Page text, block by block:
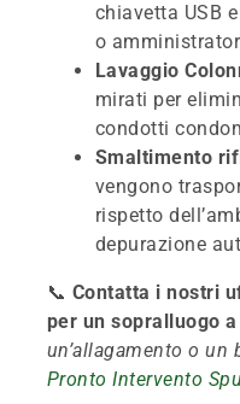
chiavetta USB
o
Lavaggio
mirati per
condotti
Smaltimento
vengono
rispetto
depurazione
📞 Contatta i nostri
per un sopralluogo
un’allagamento o
Pronto Intervento